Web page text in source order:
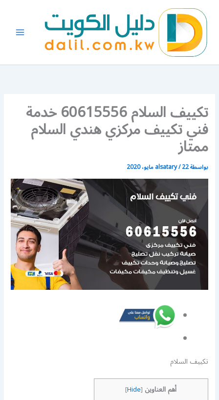
المحتوى
تكييف السلام 60615556 خدمة
فني تكييف مركزي هندي السلام
ممتاز
بواسطة alsatary/22 مايو، 2020
تكييف السلام
أهم العناوين [
Hide
]